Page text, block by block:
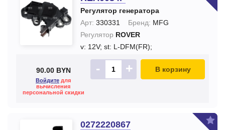
Регулятор генератора
Арт: 330331 Бренд: MFG
Регулятор ROVER
v: 12V; st: L-DFM(FR);
90.00 BYN
Войдите для
вычисления
персональной скидки
- + В корзину
0272220867